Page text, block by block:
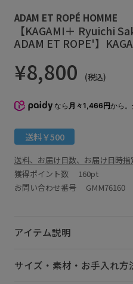
ADAM ET ROPÉ HOMME
【KAGAMI＋ Ryuichi
ADAM ET ROPE'】
¥8,800 (税込)
なら 月々1,466円から
送料￥500
送料、お届け日数、お届け日時指
獲得ポイント数 160pt
お問い合わせ番号 GMM76160
アイテム説明
サイズ・素材・お手入れ方